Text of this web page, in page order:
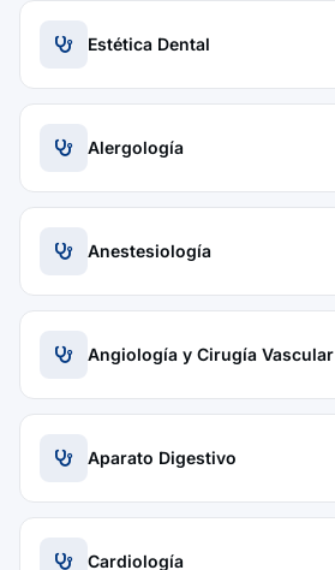
Estética Dental
Alergología
Anestesiología
Angiología y Cirugía Vascular
Aparato Digestivo
Cardiología